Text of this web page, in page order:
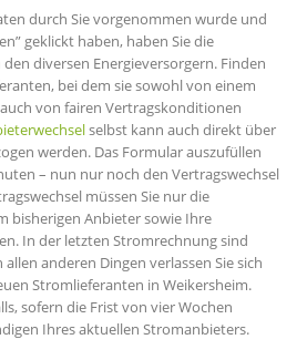
durch Sie vorgenommen wurde und
geklickt haben, haben Sie die
diversen Energieversorgern. Finden
bei dem sie sowohl von einem
von fairen Vertragskonditionen
selbst kann auch direkt über
werden. Das Formular auszufüllen
– nun nur noch den Vertragswechsel
müssen Sie nur die
bisherigen Anbieter sowie Ihre
In der letzten Stromrechnung sind
anderen Dingen verlassen Sie sich
Stromlieferanten in Weikersheim.
sofern die Frist von vier Wochen
Ihres aktuellen Stromanbieters.